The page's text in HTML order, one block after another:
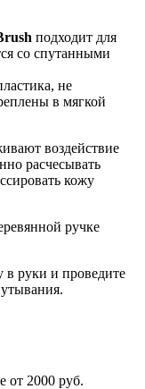
подходит для
со спутанными
не
в мягкой
воздействие
расчесывать
кожу
ручке
в руки и проведите
от 2000 руб.